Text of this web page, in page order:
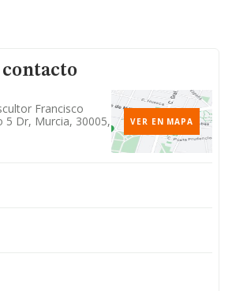
Francisco
5 Dr, Murcia, 30005,
VER EN MAPA